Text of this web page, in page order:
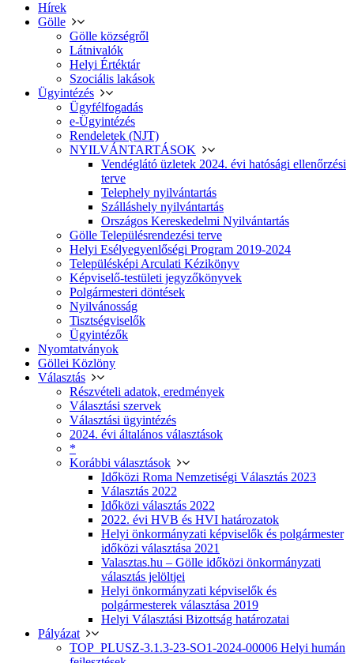
Hírek
Gölle
Gölle községről
Látnivalók
Helyi Értéktár
Szociális lakások
Ügyintézés
Ügyfélfogadás
e-Ügyintézés
Rendeletek (NJT)
NYILVÁNTARTÁSOK
Vendéglátó üzletek 2024. évi hatósági ellenőrzési
terve
Telephely nyilvántartás
Szálláshely nyilvántartás
Országos Kereskedelmi Nyilvántartás
Gölle Településrendezési terve
Helyi Esélyegyenlőségi Program 2019-2024
Településképi Arculati Kézikönyv
Képviselő-testületi jegyzőkönyvek
Polgármesteri döntések
Nyilvánosság
Tisztségviselők
Ügyintézők
Nyomtatványok
Göllei Közlöny
Választás
Részvételi adatok, eredmények
Választási szervek
Választási ügyintézés
2024. évi általános választások
*
Korábbi választások
Időközi Roma Nemzetiségi Választás 2023
Választás 2022
Időközi választás 2022
2022. évi HVB és HVI határozatok
Helyi önkormányzati képviselők és polgármester
időközi választása 2021
Valasztas.hu – Gölle időközi önkormányzati
választás jelöltjei
Helyi önkormányzati képviselők és
polgármesterek választása 2019
Helyi Választási Bizottság határozatai
Pályázat
TOP_PLUSZ-3.1.3-23-SO1-2024-00006 Helyi humán